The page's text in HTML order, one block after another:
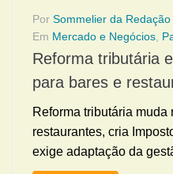
Por Sommelier da Redação
Em Mercado e Negócios,
Reforma tributária
para bares e
Reforma tributária muda
restaurantes, cria
exige adaptação da